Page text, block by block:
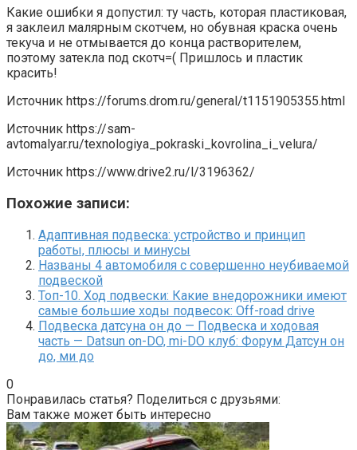
Какие ошибки я допустил: ту часть, которая пластиковая,
я заклеил малярным скотчем, но обувная краска очень
текуча и не отмывается до конца растворителем,
поэтому затекла под скотч=( Пришлось и пластик
красить!
Источник https://forums.drom.ru/general/t1151905355.html
Источник https://sam-
avtomalyar.ru/texnologiya_pokraski_kovrolina_i_velura/
Источник https://www.drive2.ru/l/3196362/
Похожие записи:
Адаптивная подвеска: устройство и принцип
работы, плюсы и минусы
Названы 4 автомобиля с совершенно неубиваемой
подвеской
Топ-10. Ход подвески: Какие внедорожники имеют
самые большие ходы подвесок: Off-road drive
Подвеска датсуна он до — Подвеска и ходовая
часть — Datsun on-DO, mi-DO клуб: Форум Датсун он
до, ми до
0
Понравилась статья? Поделиться с друзьями:
Вам также может быть интересно